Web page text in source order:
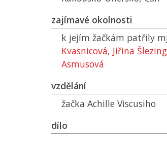
zajímavé okolnosti
k jejím žačkám patřily
Kvasnicová, Jiřina
Asmusová
vzdělání
žačka Achille Viscusiho
dílo